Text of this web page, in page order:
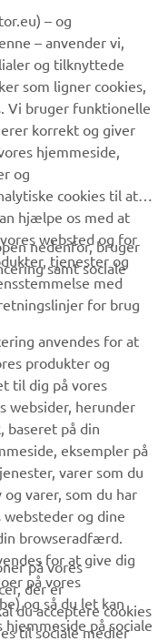
for modern
in Duane
the seat and front
suspended by
rear shocks,
blend with style from
tilbud, særlige
mere.
– og
– anvender vi,
og tilknyttede
som ligner cookies,
Vi bruger funktionelle
korrekt og giver
hjemmeside,
og
cookies til at
hjælpe os med at
websted og for
tjenester og
med
for brug
nedenfor, bruger
samt sociale
anvendes for at
produkter og
til dig på vores
websider, herunder
baseret på din
eksempler på
varer som du
varer, som du har
og dine
browseradfærd.
for at give dig
på vores
og så du let kan
på sociale
på vores
der er
du acceptere cookies
til sociale medier